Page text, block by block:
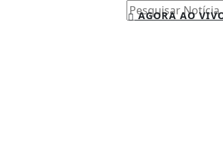
AGORA AO
Pesquisar Notícia